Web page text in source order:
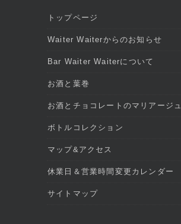
トップページ
Waiter Waiterからのお知らせ
Bar Waiter Waiterについて
お酒と葉巻
お酒とチョコレートのマリアージュ
ボトルコレクション
マップ&アクセス
休業日＆営業時間変更カレンダー
サイトマップ